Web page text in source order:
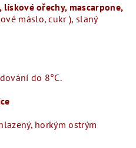
lískové ořechy, mascarpone,
máslo, cukr ), slaný
do 8°C.
horkým ostrým